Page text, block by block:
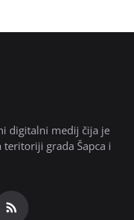
digitalni medij čija je
grada Šapca i